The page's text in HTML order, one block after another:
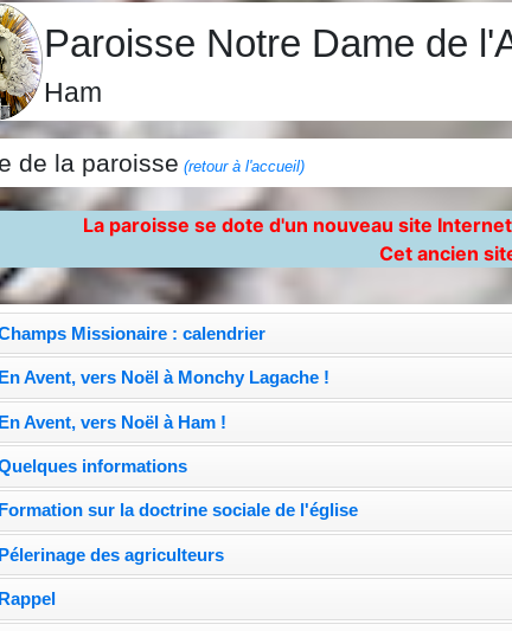
Paroisse Notre Dame de
Ham
de la paroisse (retour à l'accueil)
La paroisse se dote d'un nouveau site
Cet ancien
Missionaire : calendrier
En Avent, vers Noël à Monchy Lagache !
En Avent, vers Noël à Ham !
informations
Formation sur la doctrine sociale de l'église
Pélerinage des agriculteurs
Rappel